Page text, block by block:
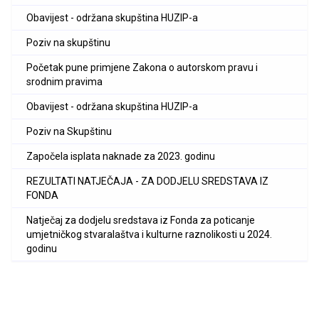
Obavijest - održana skupština HUZIP-a
Poziv na skupštinu
Početak pune primjene Zakona o autorskom pravu i
srodnim pravima
Obavijest - održana skupština HUZIP-a
Poziv na Skupštinu
Započela isplata naknade za 2023. godinu
REZULTATI NATJEČAJA - ZA DODJELU SREDSTAVA IZ
FONDA
Natječaj za dodjelu sredstava iz Fonda za poticanje
umjetničkog stvaralaštva i kulturne raznolikosti u 2024.
godinu